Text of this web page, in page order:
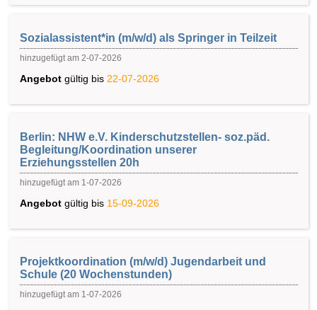
Sozialassistent*in (m/w/d) als Springer in Teilzeit
hinzugefügt am 2-07-2026
Angebot gültig bis 22-07-2026
Berlin: NHW e.V. Kinderschutzstellen- soz.päd.
Begleitung/Koordination unserer
Erziehungsstellen 20h
hinzugefügt am 1-07-2026
Angebot gültig bis 15-09-2026
Projektkoordination (m/w/d) Jugendarbeit und
Schule (20 Wochenstunden)
hinzugefügt am 1-07-2026